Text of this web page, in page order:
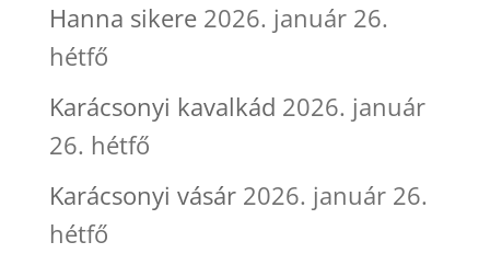
Hanna sikere 2026. január 26.
hétfő
Karácsonyi kavalkád 2026. január
26. hétfő
Karácsonyi vásár 2026. január 26.
hétfő